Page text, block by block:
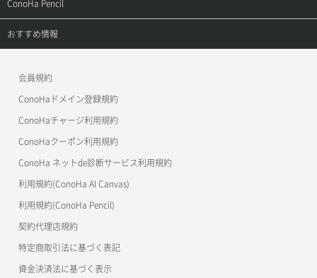
APIドキュメントVPS3.0
APIドキュメントVPS2.0
APIドキュメントVPS3.0
ご利用ガイド
ConoHa Pencil
サポートトップ
おすすめ情報
美雲このは徹底ガイド
会員規約
ConoHaドメイン登録規約
ConoHaチャージ利用規約
ConoHaクーポン利用規約
ConoHa ネットde診断サービス利用規約
利用規約(ConoHa AI Canvas)
利用規約(ConoHa Pencil)
契約代理店規約
特定商取引法に基づく表記
資金決済法に基づく表示